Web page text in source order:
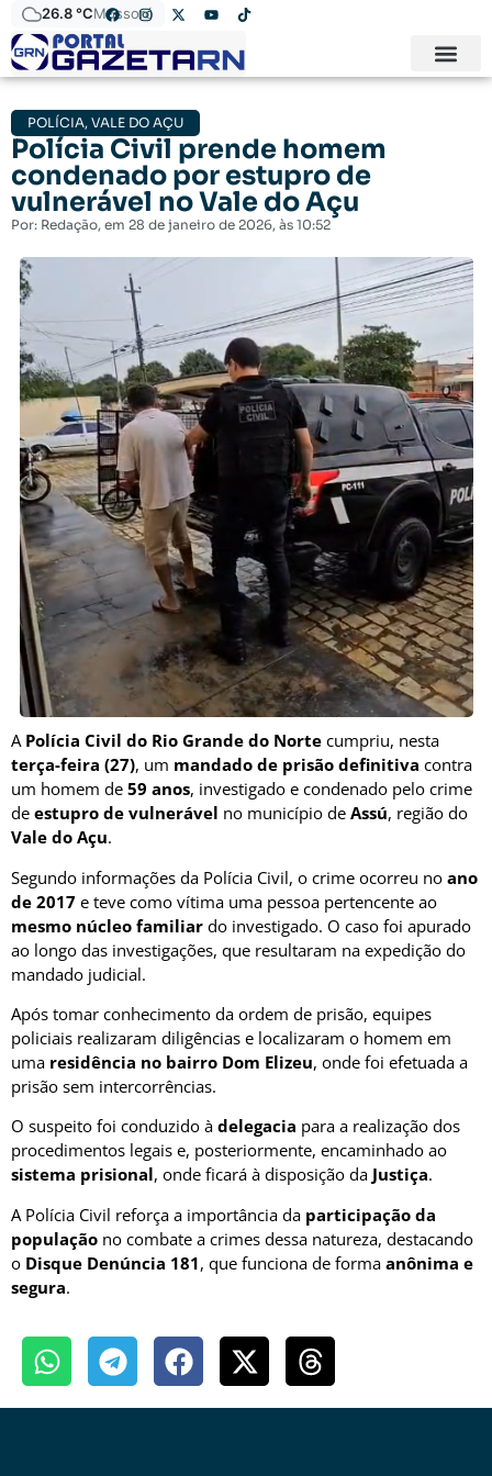
26.8 °CMossoró
POLÍCIA, VALE DO AÇU
Polícia Civil prende homem
condenado por estupro de
vulnerável no Vale do Açu
Por: Redação, em 28 de janeiro de 2026, às 10:52
A Polícia Civil do Rio Grande do Norte cumpriu, nesta
terça-feira (27), um mandado de prisão definitiva contra
um homem de 59 anos, investigado e condenado pelo crime
de estupro de vulnerável no município de Assú, região do
Vale do Açu.
Segundo informações da Polícia Civil, o crime ocorreu no ano
de 2017 e teve como vítima uma pessoa pertencente ao
mesmo núcleo familiar do investigado. O caso foi apurado
ao longo das investigações, que resultaram na expedição do
mandado judicial.
Após tomar conhecimento da ordem de prisão, equipes
policiais realizaram diligências e localizaram o homem em
uma residência no bairro Dom Elizeu, onde foi efetuada a
prisão sem intercorrências.
O suspeito foi conduzido à delegacia para a realização dos
procedimentos legais e, posteriormente, encaminhado ao
sistema prisional, onde ficará à disposição da Justiça.
A Polícia Civil reforça a importância da participação da
população no combate a crimes dessa natureza, destacando
o Disque Denúncia 181, que funciona de forma anônima e
segura.